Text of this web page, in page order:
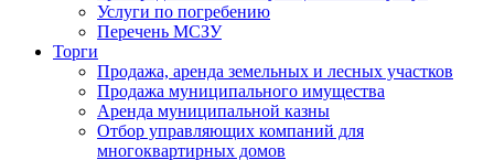
Услуги по погребению
Перечень МСЗУ
Торги
Продажа, аренда земельных и лесных участков
Продажа муниципального имущества
Аренда муниципальной казны
Отбор управляющих компаний для
многоквартирных домов